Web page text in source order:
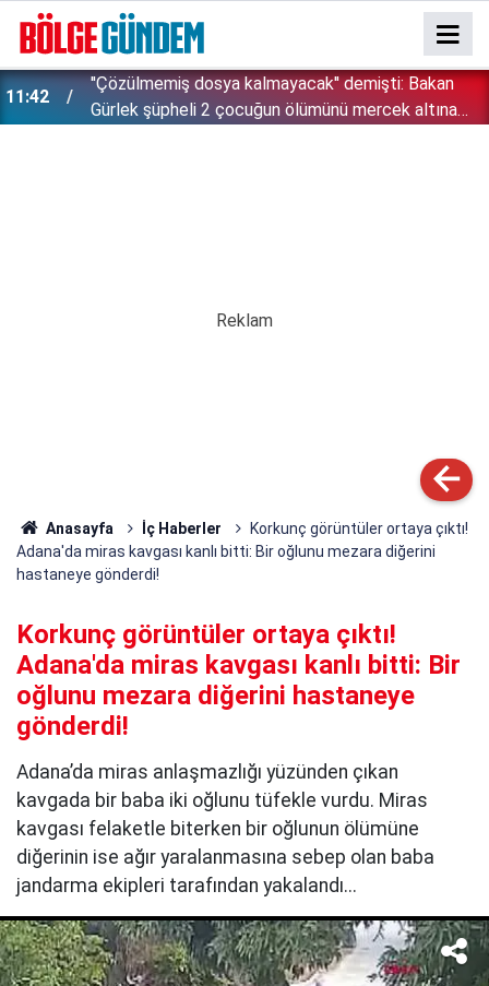
11:42
''Çözülmemiş dosya kalmayacak'' demişti: Bakan
Gürlek şüpheli 2 çocuğun ölümünü mercek altına
Anasayfa İç Haberler
Korkunç görüntüler ortaya çıktı!
Adana'da miras kavgası kanlı bitti: Bir oğlunu mezara diğerini
hastaneye gönderdi!
Korkunç görüntüler ortaya çıktı!
Adana'da miras kavgası kanlı bitti: Bir
oğlunu mezara diğerini hastaneye
gönderdi!
Adana’da miras anlaşmazlığı yüzünden çıkan
kavgada bir baba iki oğlunu tüfekle vurdu. Miras
kavgası felaketle biterken bir oğlunun ölümüne
diğerinin ise ağır yaralanmasına sebep olan baba
jandarma ekipleri tarafından yakalandı...